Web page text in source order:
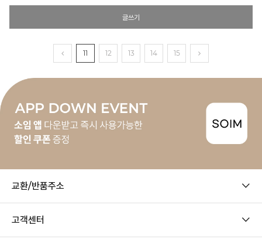
글쓰기
11 12 13 14 15
교환/반품주소
고객센터